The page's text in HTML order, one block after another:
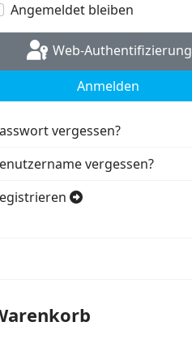
Angemeldet bleiben
Web-Authentifizierung
Anmelden
vergessen?
vergessen?